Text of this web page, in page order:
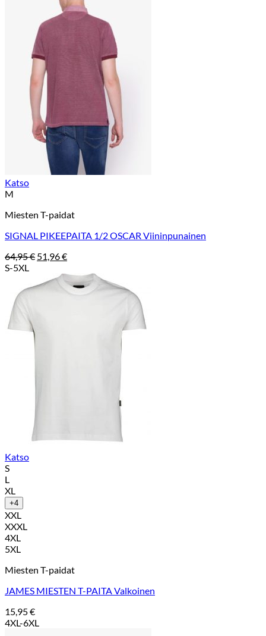
Katso
M
Miesten T-paidat
SIGNAL PIKEEPAITA 1/2 OSCAR Viininpunainen
64,95€ Alkuperäinen
oli:
64,95 €.
51,96€Nykyinen
on:
51,96 €.
S-5XL
Katso
S
L
XL
+4
XXL
XXXL
4XL
5XL
Miesten T-paidat
JAMES MIESTEN T-PAITA Valkoinen
15,95€
4XL-6XL